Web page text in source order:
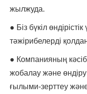
жылжуда.
● Біз бүкіл
тәжірибелерді
● Компанияның
жобалау және
ғылыми-зерттеу және